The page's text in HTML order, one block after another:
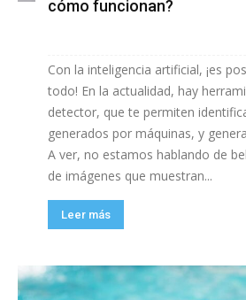
cómo funcionan?
Con la inteligencia artificial, ¡es
todo! En la actualidad, hay
detector, que te permiten
generados por máquinas, y
A ver, no estamos hablando de
de imágenes que muestran...
Leer más